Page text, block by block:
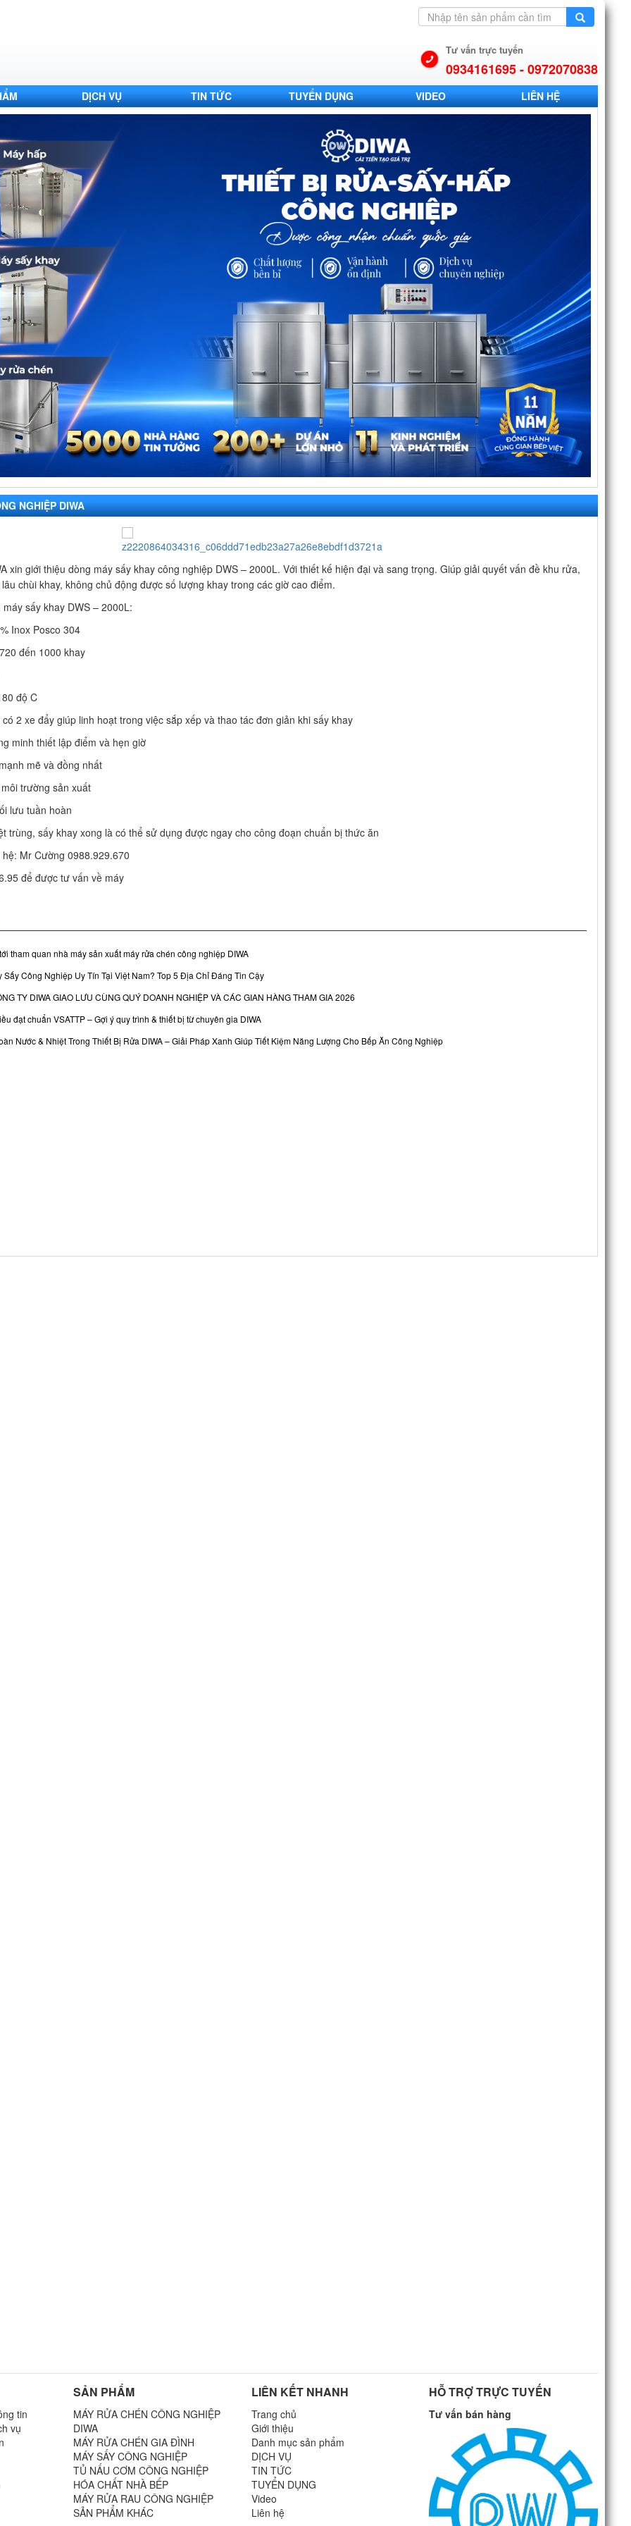
Tư vấn trực tuyến
0934161695 - 0972070838
DỊCH VỤ TIN TỨC TUYỂN DỤNG VIDEO LIÊN HỆ
NGHIỆP DIWA
xin giới thiệu dòng máy sấy khay công nghiệp DWS – 2000L. Với thiết kế hiện đại và sang trọng. Giúp giải quyết vấn đề khu rửa,
chùi khay, không chủ động được số lượng khay trong các giờ cao điểm.
sấy khay DWS – 2000L:
Inox Posco 304
đến 1000 khay
độ C
2 xe đẩy giúp linh hoạt trong việc sắp xếp và thao tác đơn giản khi sấy khay
minh thiết lập điểm và hẹn giờ
mẽ và đồng nhất
trường sản xuất
lưu tuần hoàn
trùng, sấy khay xong là có thể sử dụng được ngay cho công đoạn chuẩn bị thức ăn
Mr Cường 0988.929.670
để được tư vấn về máy
tham quan nhà máy sản xuất máy rửa chén công nghiệp DIWA
Sấy Công Nghiệp Uy Tín Tại Việt Nam? Top 5 Địa Chỉ Đáng Tin Cậy
TY DIWA GIAO LƯU CÙNG QUÝ DOANH NGHIỆP VÀ CÁC GIAN HÀNG THAM GIA 2026
đạt chuẩn VSATTP – Gợi ý quy trình & thiết bị từ chuyên gia DIWA
Nước & Nhiệt Trong Thiết Bị Rửa DIWA – Giải Pháp Xanh Giúp Tiết Kiệm Năng Lượng Cho Bếp Ăn Công Nghiệp
tin
vụ
SẢN PHẨM
MÁY RỬA CHÉN CÔNG NGHIỆP
DIWA
MÁY RỬA CHÉN GIA ĐÌNH
MÁY SẤY CÔNG NGHIỆP
TỦ NẤU CƠM CÔNG NGHIỆP
HÓA CHẤT NHÀ BẾP
MÁY RỬA RAU CÔNG NGHIỆP
SẢN PHẨM KHÁC
LIÊN KẾT NHANH
Trang chủ
Giới thiệu
Danh mục sản phẩm
DỊCH VỤ
TIN TỨC
TUYỂN DỤNG
Video
Liên hệ
HỖ TRỢ TRỰC TUYẾN
Tư vấn bán hàng